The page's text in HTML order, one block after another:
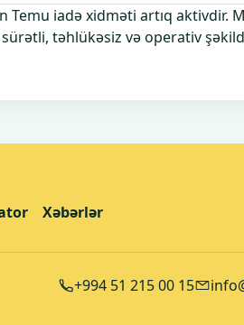
Temu iadə xidməti artıq aktivdir.
təhlükəsiz və operativ
Xəbərlər
+994 51 215 00 15